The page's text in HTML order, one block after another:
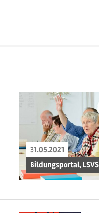
31.05.2021
Bildungsportal, LSVS